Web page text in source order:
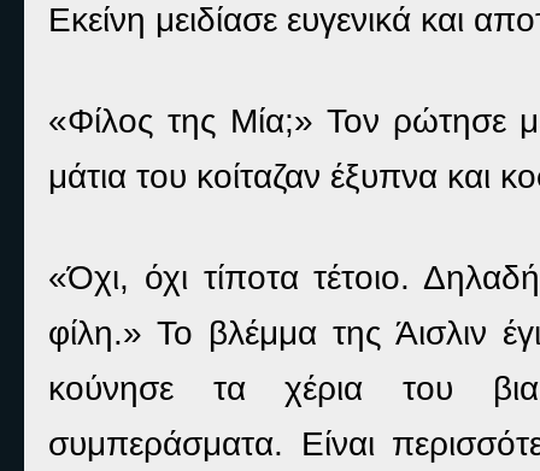
Εκείνη μειδίασε ευγενικά και
«Φίλος της Μία;» Τον ρώτησε
μάτια του κοίταζαν έξυπνα και
«Όχι, όχι τίποτα τέτοιο.
φίλη.» Το βλέμμα της Άισλιν
κούνησε τα χέρια του
συμπεράσματα. Είναι